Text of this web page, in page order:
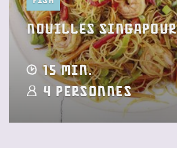
Nouilles Singapour
15 min.
4 Personnes